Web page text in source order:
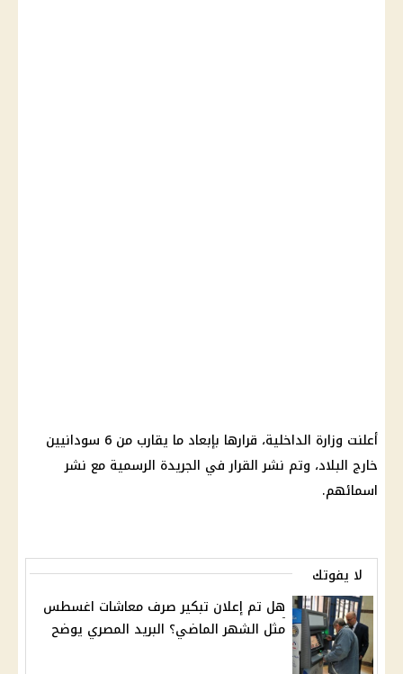
أعلنت وزارة الداخلية، قرارها بإبعاد ما يقارب من 6
سودانيين
خارج البلاد، وتم نشرالقرارفي الجريدة الرسمية مع نشر
اسمائهم.
لا يفوتك
هل تم إعلان تبكير صرف معاشات اغسطس
مثل الشهر الماضي؟ البريد المصري يوضح